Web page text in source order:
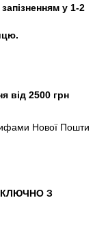
запізненням у 1-2
від 2500 грн
Нової Пошти
З